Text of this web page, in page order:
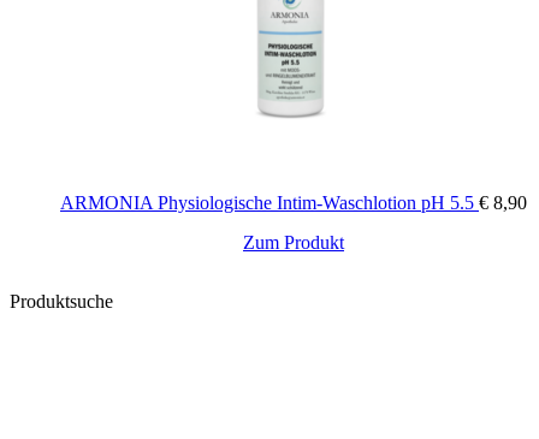
ARMONIA Physiologische Intim-Waschlotion pH 5.5 € 8,90
Zum Produkt
Produktsuche